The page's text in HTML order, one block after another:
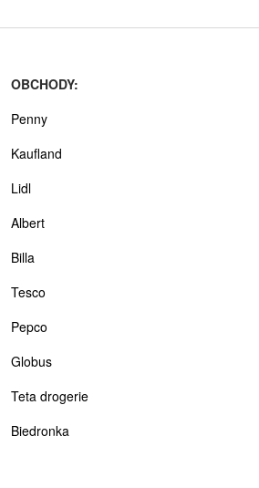
OBCHODY:
Penny
Kaufland
Lidl
Albert
Billa
Tesco
Pepco
Globus
Teta drogerie
Biedronka